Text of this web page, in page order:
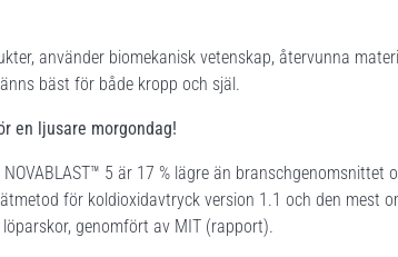
använder biomekanisk vetenskap, återvunna
bäst för både kropp och själ.
en ljusare morgondag!
5 är 17 % lägre än branschgenomsnittet
för koldioxidavtryck version 1.1 och den mest
genomfört av MIT (rapport).